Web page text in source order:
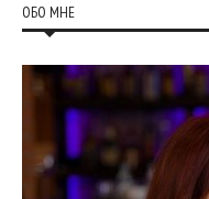
ОБО МНЕ